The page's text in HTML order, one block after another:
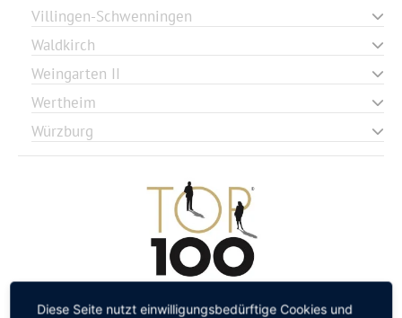
Villingen-Schwenningen
Waldkirch
Weingarten II
Wertheim
Würzburg
Diese Seite nutzt einwilligungsbedürftige Cookies und